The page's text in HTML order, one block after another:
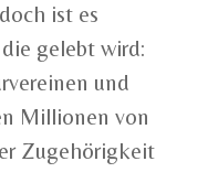
ist es
gelebt wird:
und
Millionen von
Zugehörigkeit